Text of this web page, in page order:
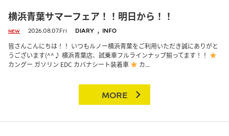
横浜青葉サマーフェア！！明日から！！
NEW 2026.08.07.Fri DIARY , INFO
皆さんこんにちは！！ いつもルノー横浜青葉をご利用いただき誠にありがと
うございます(^^♪ 横浜青葉店、試乗車フルラインナップ揃ってます！！
カングー ガソリン EDC カバナシート装着車
カ...
MORE